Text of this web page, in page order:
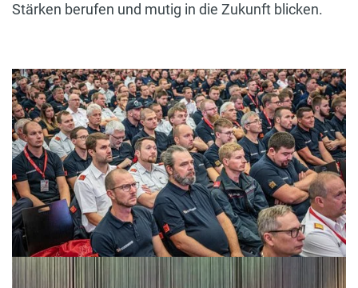
Stärken berufen und mutig in die Zukunft blicken.